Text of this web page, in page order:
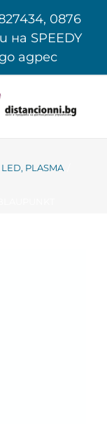
0876
на SPEEDY
адрес
PLASMA